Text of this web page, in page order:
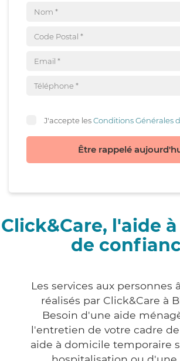
J'accepte lesConditions Générales
Être rappelé
Click&Care, l'aide
de
Les services aux personnes
réalisés par Click&Care à
Besoin d'une aide
l'entretien de votre cadre
aide à domicile temporaire